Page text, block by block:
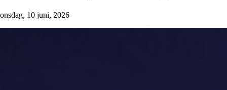
onsdag, 10 juni, 2026